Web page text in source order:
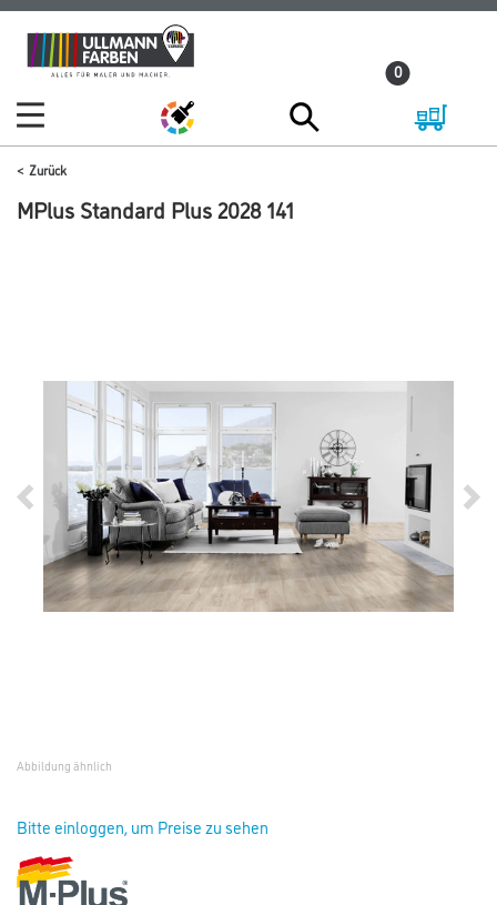
Zum
Inhalt
Zum
Navigationsmenü
0
Zurück
MPlus Standard Plus 2028 141
Abbildung ähnlich
Bitte einloggen, um Preise zu sehen